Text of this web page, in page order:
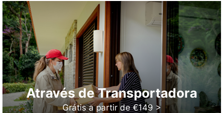
Através de Transportadora
Grátis a partir de €149 >